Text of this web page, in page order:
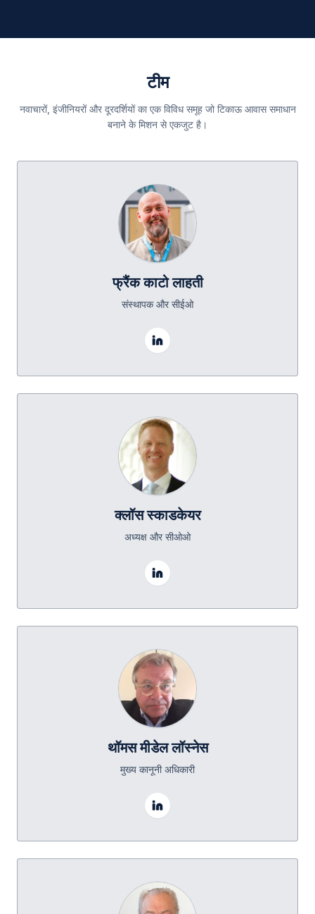
टीम
नवाचारों, इंजीनियरों और दूरदर्शियों का एक विविध समूह जो टिकाऊ आवास समाधान
बनाने के मिशन से एकजुट है।
फ्रैंक काटो लाहती
संस्थापक और सीईओ
क्लॉस स्काडकेयर
अध्यक्ष और सीओओ
थॉमस मीडेल लॉस्नेस
मुख्य कानूनी अधिकारी